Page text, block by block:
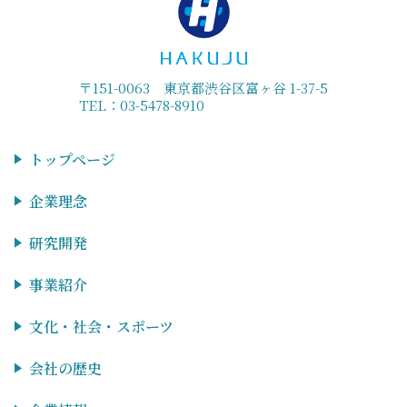
〒151-0063 東京都渋谷区富ヶ谷 1-37-5
TEL：03-5478-8910
トップページ
企業理念
研究開発
事業紹介
文化・社会・スポーツ
会社の歴史